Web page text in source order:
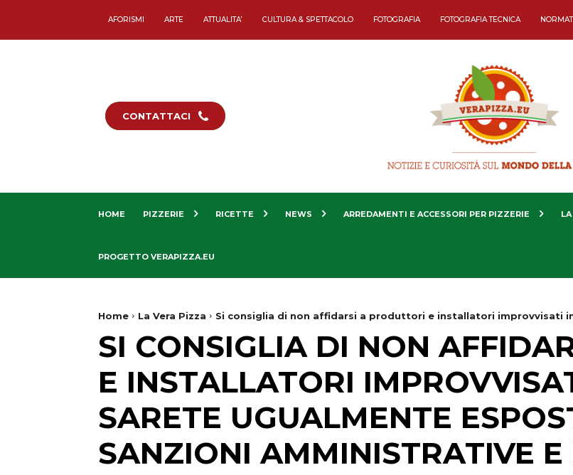
AFORISMI ARTE ATTUALITA’ CULTURA & SPETTACOLO FOTOGRAFIA FOTOGRAFIA TECNICA
CONTATTACI
HOME PIZZERIE RICETTE NEWS ARREDAMENTI E ACCESSORI PER PIZZERIE
PROGETTO VERAPIZZA.EU
Home La Vera Pizza Si consiglia di non affidarsi a produttori e installatori improvvisati
SI CONSIGLIA DI NON
E INSTALLATORI
SARETE UGUALMENTE
SANZIONI AMMINISTRATIVE E